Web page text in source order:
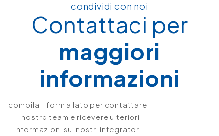
condividi con noi
Contattaci per
maggiori
informazioni
compila il form a lato per contattare
il nostro team e ricevere ulteriori
informazioni sui nostri integratori